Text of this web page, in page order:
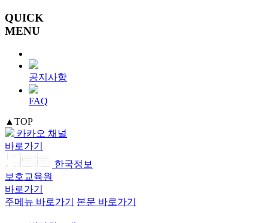
QUICK
MENU
공지사항
FAQ
▲TOP
카카오 채널
바로가기
한국정보
보호교육원
바로가기
주메뉴 바로가기
본문 바로가기